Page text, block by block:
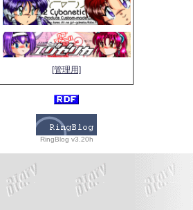
[管理用]
RingBlog v3.20h